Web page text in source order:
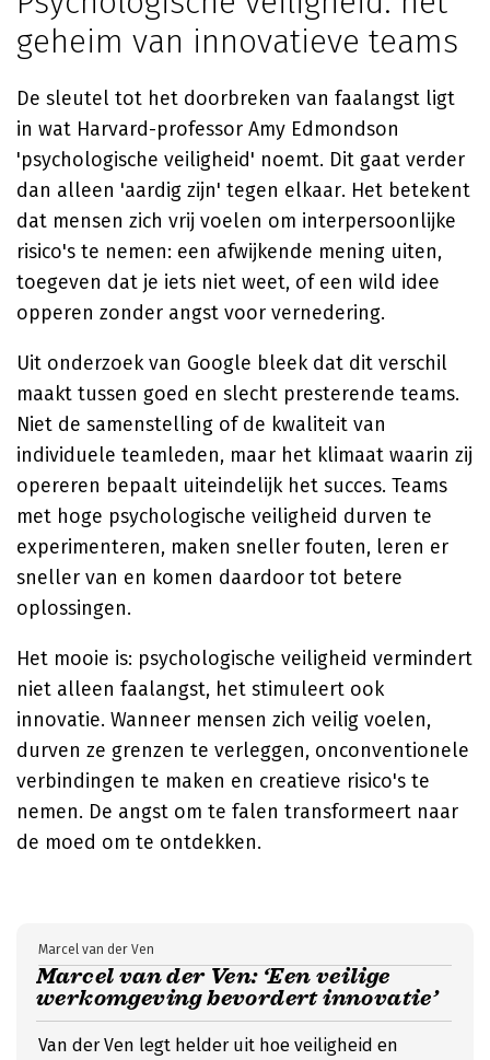
geheim van innovatieve teams
De sleutel tot het doorbreken van faalangst ligt
in wat Harvard-professor Amy Edmondson
'psychologische veiligheid' noemt. Dit gaat verder
dan alleen 'aardig zijn' tegen elkaar. Het betekent
dat mensen zich vrij voelen om interpersoonlijke
risico's te nemen: een afwijkende mening uiten,
toegeven dat je iets niet weet, of een wild idee
opperen zonder angst voor vernedering.
Uit onderzoek van Google bleek dat dit verschil
maakt tussen goed en slecht presterende teams.
Niet de samenstelling of de kwaliteit van
individuele teamleden, maar het klimaat waarin zij
opereren bepaalt uiteindelijk het succes. Teams
met hoge psychologische veiligheid durven te
experimenteren, maken sneller fouten, leren er
sneller van en komen daardoor tot betere
oplossingen.
Het mooie is: psychologische veiligheid vermindert
niet alleen faalangst, het stimuleert ook
innovatie. Wanneer mensen zich veilig voelen,
durven ze grenzen te verleggen, onconventionele
verbindingen te maken en creatieve risico's te
nemen. De angst om te falen transformeert naar
de moed om te ontdekken.
Marcel van der Ven: ‘Een veilige
werkomgeving bevordert innovatie’
Marcel van der Ven
Van der Ven legt helder uit hoe veiligheid en